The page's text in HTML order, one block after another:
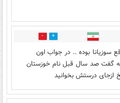
9
سوزیانا بوده .. در جواب اون
گفت صد سال قبل نام خوزستان
ازجای درستش بخوانید